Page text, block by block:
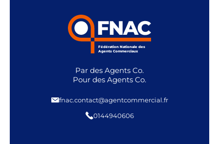
Fédération Nationale des
Agents Commerciaux
Par des Agents Co.
Pour des Agents Co.
fnac.contact@agentcommercial.fr
0144940606